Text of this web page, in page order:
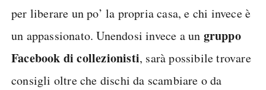
per liberare un po’ la propria casa, e chi invece è
un appassionato. Unendosi invece a un gruppo
Facebook di collezionisti, sarà possibile trovare
consigli oltre che dischi da scambiare o da